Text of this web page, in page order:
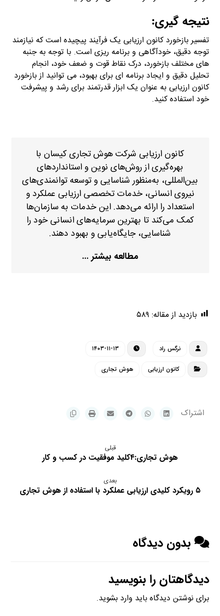
نتیجه گیری:
تفسیر بازخورد کانون ارزیابی یک فرآیند پیچیده است که نیازمند
توجه دقیق، خودآگاهی و برنامه ریزی است. با توجه به جنبه
های مختلف بازخورد، درک نقاط قوت و ضعف خود، انجام
تحلیل دقیق و ایجاد برنامه ای برای بهبود، می توانید از بازخورد
کانون ارزیابی به عنوان یک ابزار قدرتمند برای رشد و پیشرفت
خود استفاده کنید.
کانون ارزیابی شرکت هوش تجاری کیسان با
بهره‌گیری از روش‌های نوین و استانداردهای
بین‌المللی، به‌منظور شناسایی و توسعه توانمندی‌های
نیروی انسانی، خدمات تخصصی ارزیابی عملکرد و
استعداد را ارائه می‌دهد. این خدمات به سازمان‌ها
کمک می‌کند تا بهترین سرمایه‌های انسانی خود را
شناسایی، جایگاه‌یابی و بهبود دهند.
مطالعه بیشتر …
بازدید از مقاله: ۵۸۹
نرگس راد ۱۴۰۳-۱۱-۱۳
کانون ارزیابی هوش تجاری
قبلی
هوش تجاری:۴کلید موفقیت در کسب و کار
بعدی
۵ رویکرد کلیدی ارزیابی عملکرد با استفاده از هوش تجاری
بدون دیدگاه
دیدگاهتان را بنویسید
برای نوشتن دیدگاه باید وارد بشوید.